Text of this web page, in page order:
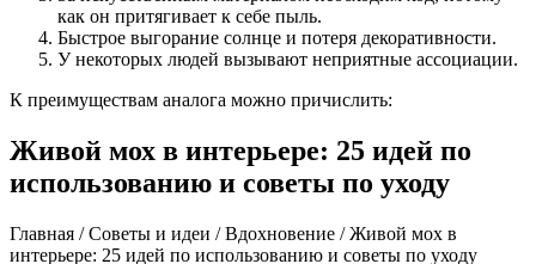
как он притягивает к себе пыль.
Быстрое выгорание солнце и потеря декоративности.
У некоторых людей вызывают неприятные ассоциации.
К преимуществам аналога можно причислить:
Живой мох в интерьере: 25 идей по
использованию и советы по уходу
Главная / Советы и идеи / Вдохновение / Живой мох в
интерьере: 25 идей по использованию и советы по уходу